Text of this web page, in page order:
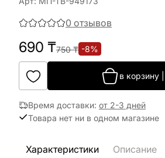
0 отзывов
690 ₸750₸ -8%
в корзину
Время доставки: от 2-3 дней
Товара нет ни в одном магазине
Характеристики Описание